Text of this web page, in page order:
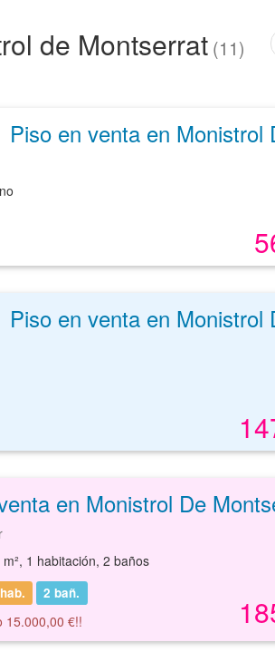
de Montserrat (11)
1 habitación, 2 baños
2 bañ.
15.000,00 €!!